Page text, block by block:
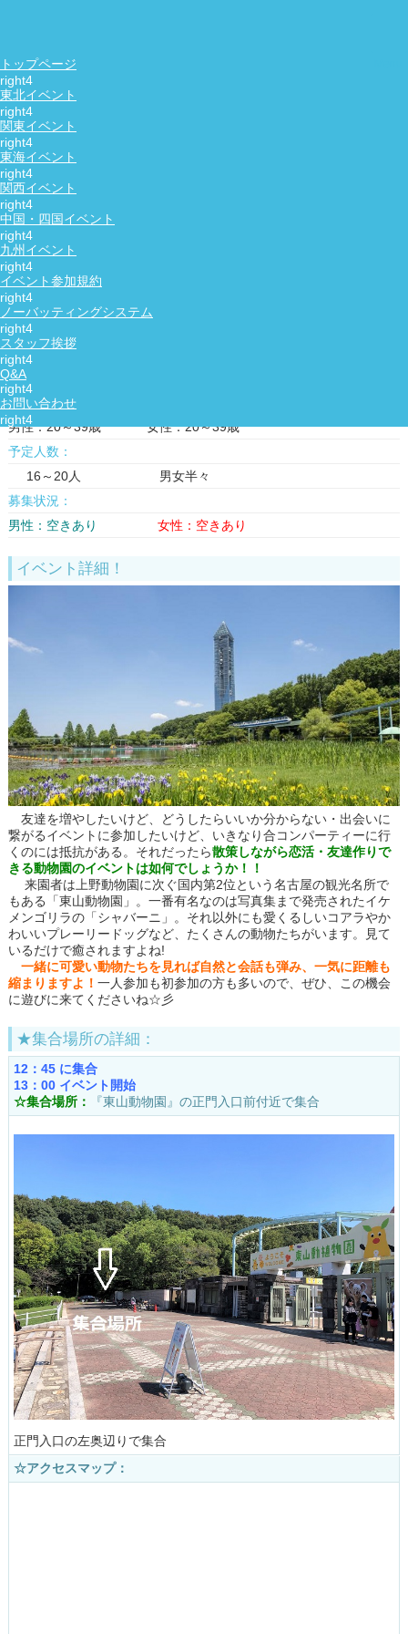
トップページ
東北イベント
関東イベント
東海イベント
関西イベント
中国・四国イベント
九州イベント
イベント参加規約
ノーバッティングシステム
スタッフ挨拶
Q&A
お問い合わせ
NewDay
9/20 東山動植物園の友活・恋活散歩会
【重要なお知らせ】
め、なるべく公共機関でお越しください！
どうしても車で来られる場合、少なくても集合時間の1時間前に
周辺駐車場に到着できるよう早めに出発してください！
日時：
9月20日（日） 13：00～16：30
参加費：
男性：5600円 女性：1600円 （入園料込み）
紹介割引：
初参加の友達を連れてくる場合
参加年齢：
男性：20～39歳 女性：20～39歳
予定人数：
16～20人 男女半々
募集状況：
男性：空きあり
女性：空きあり
イベント詳細！
友達を増やしたいけど、どうしたらいいか分からない・出会いに
繋がるイベントに参加したいけど、いきなり合コンパーティーに行
くのには抵抗がある。それだったら散策しながら恋活・友達作りで
きる動物園のイベントは如何でしょうか！！
来園者は上野動物園に次ぐ国内第2位という名古屋の観光名所で
もある「東山動物園」。一番有名なのは写真集まで発売されたイケ
メンゴリラの「シャバーニ」。それ以外にも愛くるしいコアラやか
わいいプレーリードッグなど、たくさんの動物たちがいます。見て
いるだけで癒されますよね!
一緒に可愛い動物たちを見れば自然と会話も弾み、一気に距離も
縮まりますよ！ 一人参加も初参加の方も多いので、ぜひ、この機会
に遊びに来てくださいね☆彡
★集合場所の詳細：
12：45 に集合
13：00 イベント開始
☆集合場所：
『東山動物園』の正門入口前付近で集合
正門入口の左奥辺りで集合
☆アクセスマップ：